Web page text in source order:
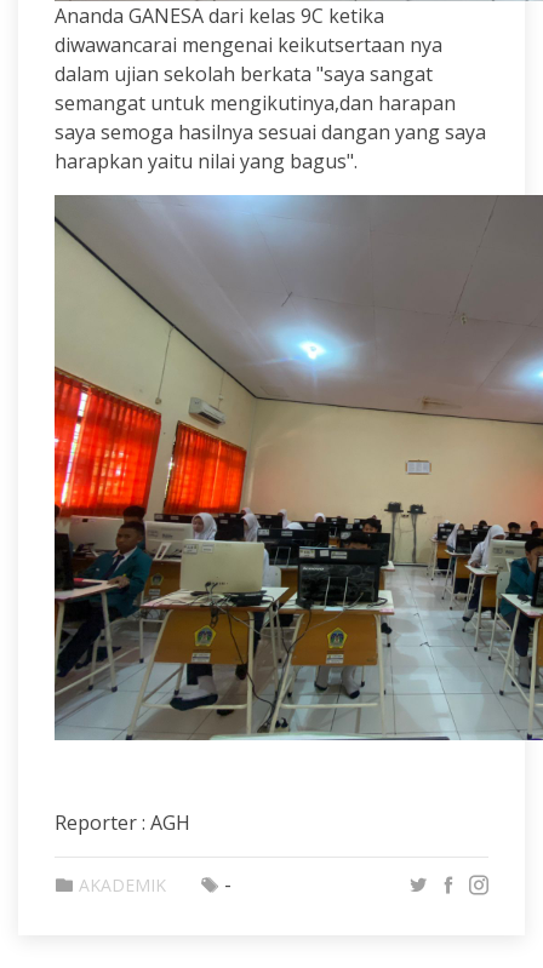
Ananda GANESA dari kelas 9C ketika
diwawancarai mengenai keikutsertaan nya
dalam ujian sekolah berkata "saya sangat
semangat untuk mengikutinya,dan harapan
saya semoga hasilnya sesuai dangan yang saya
harapkan yaitu nilai yang bagus".
Reporter : AGH
AKADEMIK -